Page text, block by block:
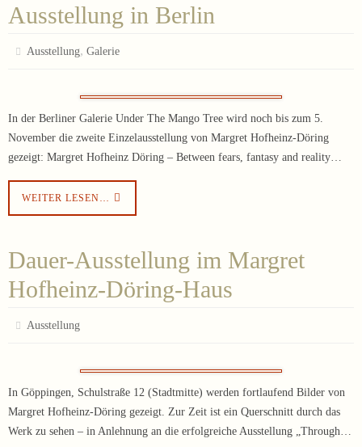
Ausstellung in Berlin
Ausstellung,Galerie
In der Berliner Galerie Under The Mango Tree wird noch bis zum 5.
November die zweite Einzelausstellung von Margret Hofheinz-Döring
gezeigt: Margret Hofheinz Döring – Between fears, fantasy and reality…
WEITER LESEN…
Dauer-Ausstellung im Margret
Hofheinz-Döring-Haus
Ausstellung
In Göppingen, Schulstraße 12 (Stadtmitte) werden fortlaufend Bilder von
Margret Hofheinz-Döring gezeigt. Zur Zeit ist ein Querschnitt durch das
Werk zu sehen – in Anlehnung an die erfolgreiche Ausstellung „Through…